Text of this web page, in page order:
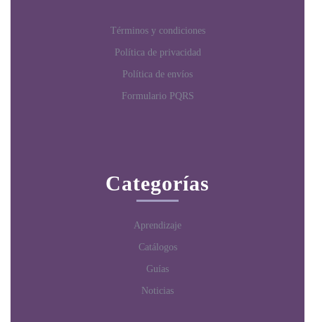
Términos y condiciones
Política de privacidad
Política de envíos
Formulario PQRS
Categorías
Aprendizaje
Catálogos
Guías
Noticias